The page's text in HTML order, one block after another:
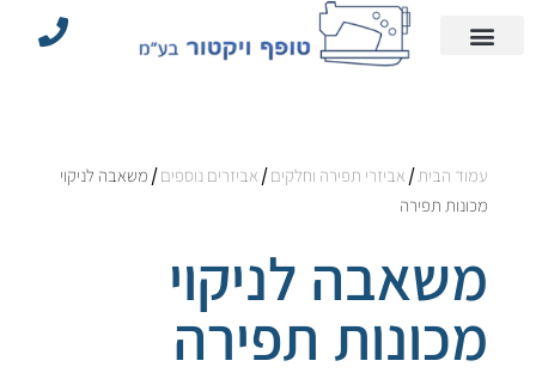
עמוד הבית/ אביזרי תפירה וחלקים/ אביזרים נוספים/ משאבה לניקוי
מכונות תפירה
משאבה לניקוי
מכונות תפירה